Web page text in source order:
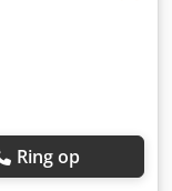
Ring op